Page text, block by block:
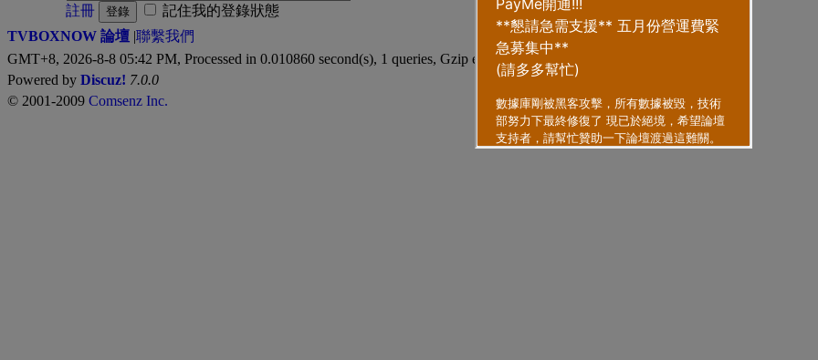
註冊
登錄
記住我的登錄狀態
TVBOXNOW 論壇 |聯繫我們
GMT+8, 2026-8-8 05:42 PM, Processed in 0.010860 second(s), 1 queries, Gzip enabled.
Powered by Discuz! 7.0.0
© 2001-2009 Comsenz Inc.